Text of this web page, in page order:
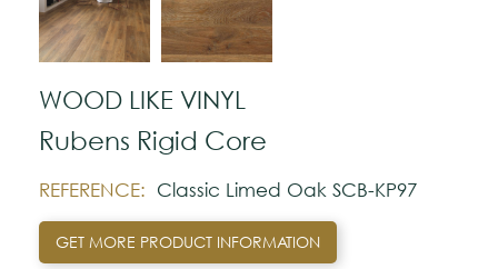
WOOD LIKE VINYL
Rubens Rigid Core
REFERENCE: Classic Limed Oak SCB-KP97
GET MORE PRODUCT INFORMATION